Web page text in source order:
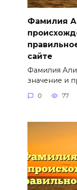
Фамилия
сайте
Фамилия
значение и
0 77